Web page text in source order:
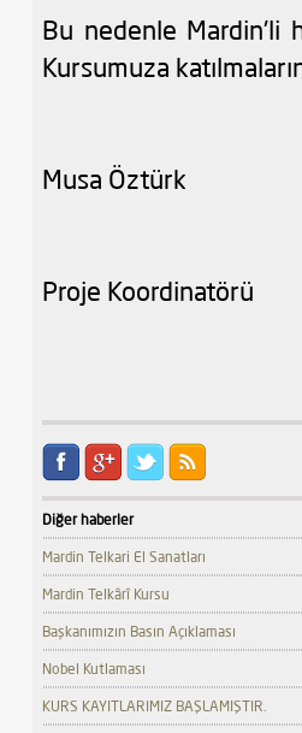
Bu nedenle Mardin'li
Kursumuza
Musa Öztürk
Proje Koordinatörü
Diğer haberler
Mardin Telkari El Sanatları
Mardin Telkârî Kursu
Başkanımızın Basın Açıklaması
Nobel Kutlaması
KURS KAYITLARIMIZ BAŞLAMIŞTIR.